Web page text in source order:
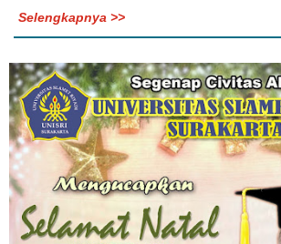
Selengkapnya >>